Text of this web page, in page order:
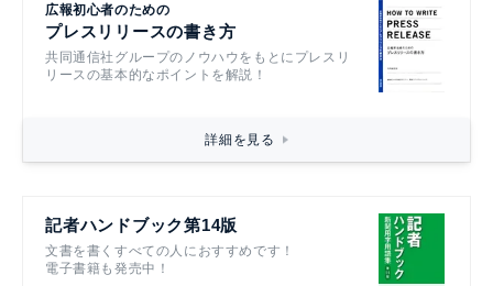
広報初心者のための
プレスリリースの書き方
共同通信社グループのノウハウをもとにプレスリ
リースの基本的なポイントを解説！
詳細を見る
記者ハンドブック第14版
文書を書くすべての人におすすめです！
電子書籍も発売中！